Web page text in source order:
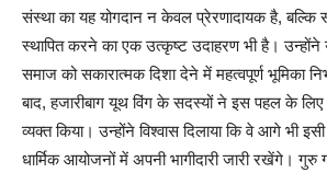
संस्था का यह योगदान न केवल प्रेरणादायक है, बल्कि
स्थापित करने का एक उत्कृष्ट उदाहरण भी है। उन्होंने
समाज को सकारात्मक दिशा देने में महत्वपूर्ण भूमिका
बाद, हजारीबाग यूथ विंग के सदस्यों ने इस पहल के
व्यक्त किया। उन्होंने विश्वास दिलाया कि वे आगे भी
धार्मिक आयोजनों में अपनी भागीदारी जारी रखेंगे। गुरु